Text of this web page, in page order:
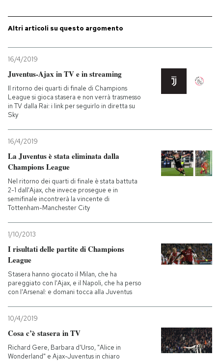
NEWSLETTER
I MIEI PREFERITI
CALENDARIO
AREA PERSONALE
Entra
Altri articoli su questo argomento
16/4/2019
Juventus-Ajax in TV e in streaming
Il ritorno dei quarti di finale di Champions
League si gioca stasera e non verrà trasmesso
in TV dalla Rai: i link per seguirlo in diretta su
Sky
16/4/2019
La Juventus è stata eliminata dalla
Champions League
Nel ritorno dei quarti di finale è stata battuta
2-1 dall'Ajax, che invece prosegue e in
semifinale incontrerà la vincente di
Tottenham-Manchester City
1/10/2013
I risultati delle partite di Champions
League
Stasera hanno giocato il Milan, che ha
pareggiato con l'Ajax, e il Napoli, che ha perso
con l'Arsenal: e domani tocca alla Juventus
10/4/2019
Cosa c’è stasera in TV
Richard Gere, Barbara d'Urso, "Alice in
Wonderland" e Ajax-Juventus in chiaro